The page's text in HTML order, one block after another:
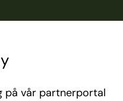
på vår partnerportal